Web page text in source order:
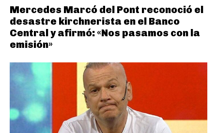
Mercedes Marcó del Pont reconoció el
desastre kirchnerista en el Banco
Central y afirmó: «Nos pasamos con la
emisión»